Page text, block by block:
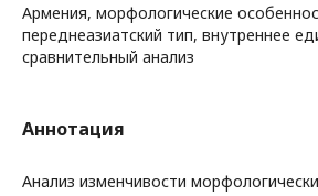
Армения, морфологические
переднеазиатский тип, внутреннее
сравнительный анализ
Аннотация
Анализ изменчивости